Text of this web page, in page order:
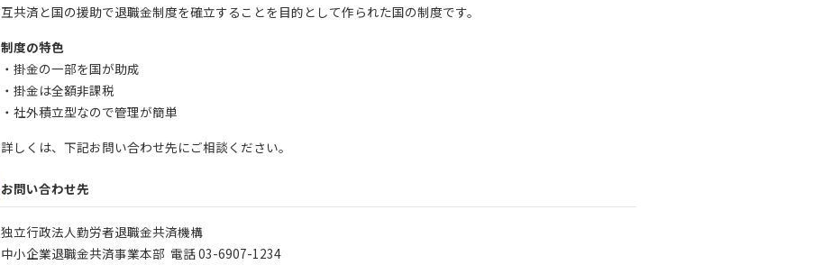
互共済と国の援助で退職金制度を確立することを目的として作られた国の制度です。
制度の特色
・掛金の一部を国が助成
・掛金は全額非課税
・社外積立型なので管理が簡単
詳しくは、下記お問い合わせ先にご相談ください。
お問い合わせ先
独立行政法人勤労者退職金共済機構
中小企業退職金共済事業本部 電話 03-6907-1234